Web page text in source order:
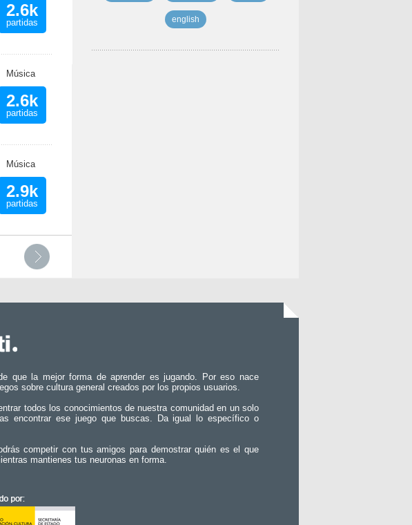
2.6k
partidas
Música
2.6k
partidas
Música
2.9k
partidas
english
que la mejor forma de aprender es jugando. Por eso nace
sobre cultura general creados por los propios usuarios.
todos los conocimientos de nuestra comunidad en un solo
encontrar ese juego que buscas. Da igual lo específico o
competir con tus amigos para demostrar quién es el que
mantienes tus neuronas en forma.